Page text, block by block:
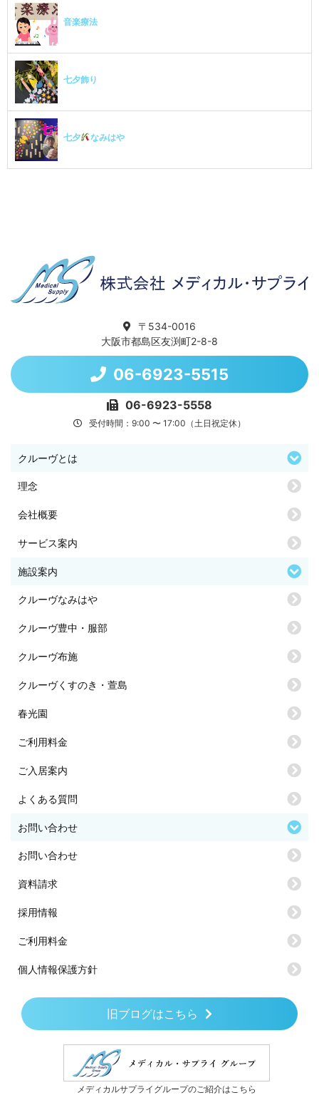
音楽療法
七夕飾り
七夕 なみはや
〒534-0016
大阪市都島区友渕町2-8-8
06-6923-5515
06-6923-5558
受付時間：9:00 〜 17:00（土日祝定休）
クルーヴとは
理念
会社概要
サービス案内
施設案内
クルーヴなみはや
クルーヴ豊中・服部
クルーヴ布施
クルーヴくすのき・萱島
春光園
ご利用料金
ご入居案内
よくある質問
お問い合わせ
お問い合わせ
資料請求
採用情報
ご利用料金
個人情報保護方針
旧ブログはこちら
メディカルサプライグループのご紹介はこちら